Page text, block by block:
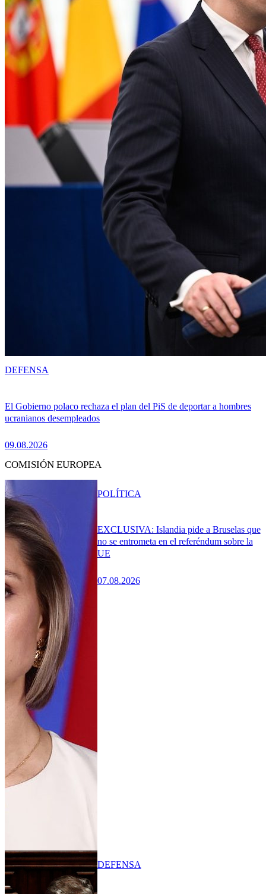
El Gobierno polaco rechaza el plan del PiS de deportar a hombres
ucranianos desempleados
09.08.2026
DEFENSA
COMISIÓN EUROPEA
EXCLUSIVA: Islandia pide a Bruselas que
no se entrometa en el referéndum sobre la
UE
07.08.2026
POLÍTICA
DEFENSA